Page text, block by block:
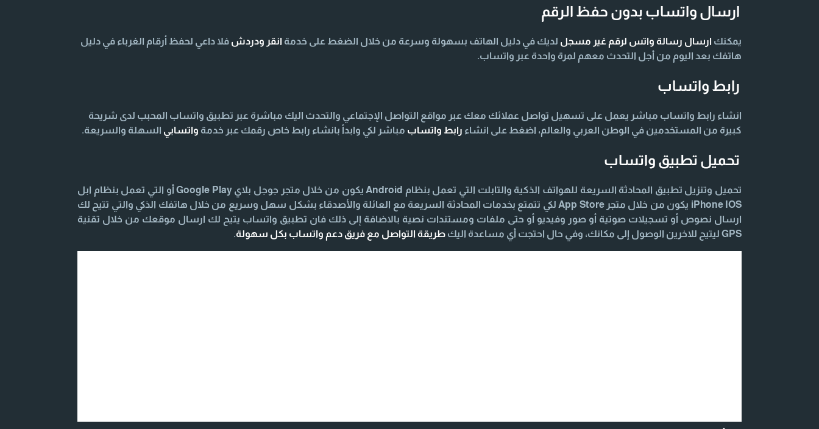
ارسال واتساب بدون حفظ الرقم
يمكنك ارسال رسالة واتس لرقم غير مسجل لديك في دليل الهاتف بسهولة وسرعة من خلال الضغط على خدمة انقر ودردش فلا داعي لحفظ أرقام الغرباء في دليل
هاتفك بعد اليوم من أجل التحدث معهم لمرة واحدة عبر واتساب.
رابط واتساب
انشاء رابط واتساب مباشر يعمل على تسهيل تواصل عملائك معك عبر مواقع التواصل الإجتماعي والتحدث اليك مباشرة عبر تطبيق واتساب المحبب لدى شريحة
كبيرة من المستخدمين في الوطن العربي والعالم، اضغط على انشاء رابط واتساب مباشر لكي وابدأ بانشاء رابط خاص رقمك عبر خدمة واتسابي السهلة والسريعة.
تحميل تطبيق واتساب
تحميل وتنزيل تطبيق المحادثة السريعة للهواتف الذكية والتابلت التي تعمل بنظام Android يكون من خلال متجر جوجل بلاي Google Play أو التي تعمل بنظام ابل
iPhone IOS يكون من خلال متجر App Store لكي تتمتع بخدمات المحادثة السريعة مع العائلة والأصدقاء بشكل سهل وسريع من خلال هاتفك الذكي والتي تتيح لك
ارسال نصوص أو تسجيلات صوتية أو صور وفيديو أو حتى ملفات ومستندات نصية بالاضافة إلى ذلك فان تطبيق واتساب يتيح لك ارسال موقعك من خلال تقنية
GPS ليتيح للاخرين الوصول إلى مكانك، وفي حال احتجت أي مساعدة اليك
طريقة التواصل مع فريق دعم واتساب بكل سهولة.